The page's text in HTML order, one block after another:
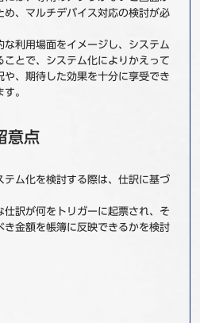
め、マルチデバイス対応の検討が必
な利用場面をイメージし、システム
とで、システム化によりかえって
、期待した効果を十分に享受でき
。
意点
テム化を検討する際は、仕訳に基づ
仕訳が何をトリガーに起票され、そ
き金額を帳簿に反映できるかを検討